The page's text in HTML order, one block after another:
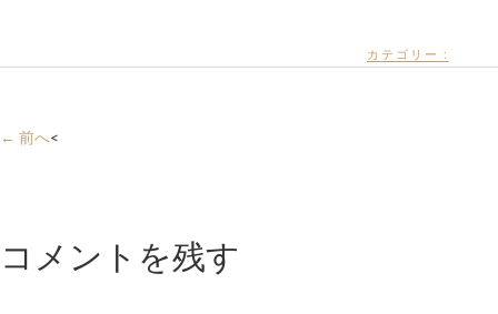
カテゴリー :
<
← 前へ
コメントを残す